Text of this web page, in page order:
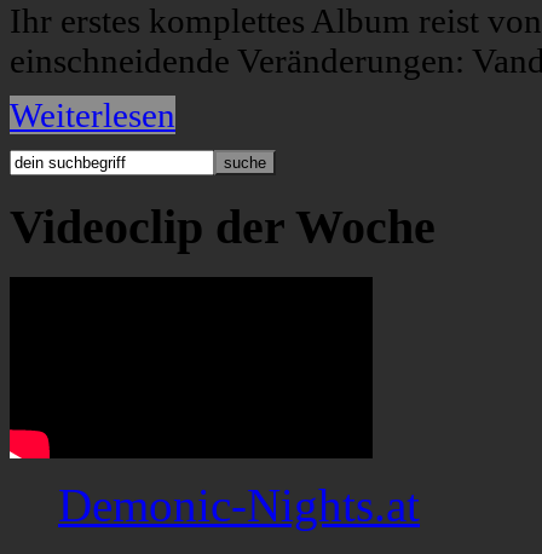
Ihr erstes komplettes Album reist
einschneidende Veränderungen:
Weiterlesen
Videoclip der Woche
Demonic-Nights.at